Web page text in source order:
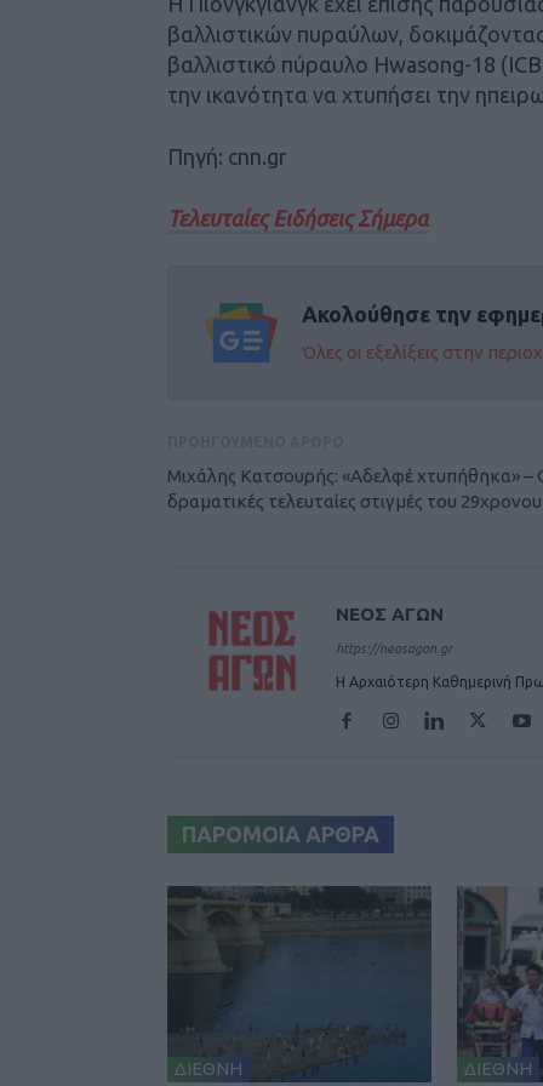
βαλλιστικών πυραύλων,
βαλλιστικό πύραυλο Hwasong-18
την ικανότητα να χτυπήσει την
Πηγή: cnn.gr
Τελευταίες Ειδήσεις Σήμερα
Ακολούθησε την
Όλες οι εξελίξεις στην
Μιχάλης Κατσουρής: «Αδελφέ χτυπήθηκα» –
δραματικές τελευταίες στιγμές του 29χρονου
ΝΕΟΣ ΑΓΩΝ
https://neosagon.gr
Η Αρχαιότερη Καθημερινή
ΠΑΡΟΜΟΙΑ ΑΡΘΡΑ
ΔΙΕΘΝΗ ΔΙΕΘΝΗ